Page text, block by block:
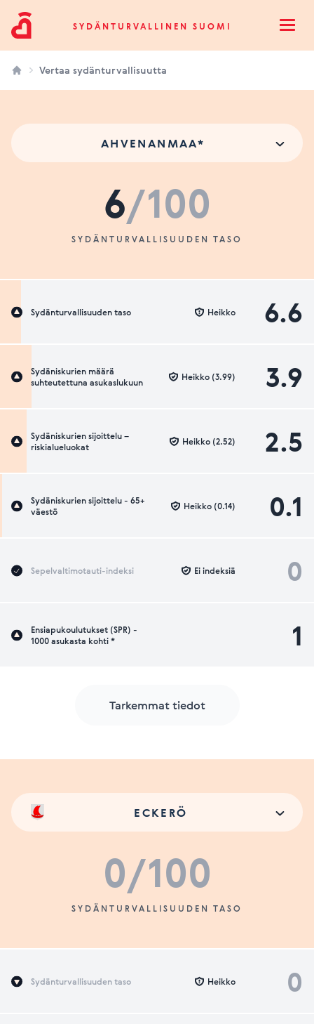
Sydänturvallinen SuomiSYDÄNTURVALLINEN SUOMI
Vertaa sydänturvallisuutta
AHVENANMAA*
6/100
SYDÄNTURVALLISUUDEN TASO
Sydänturvallisuuden taso 6.6
Heikko
Sydäniskurien määrä
suhteutettuna asukaslukuun
3.9
Heikko (3.99)
Sydäniskurien sijoittelu –
riskialueluokat
2.5
Heikko (2.52)
Sydäniskurien sijoittelu - 65+
väestö
0.1
Heikko (0.14)
Sepelvaltimotauti-indeksi 0
Ei indeksiä
Ensiapukoulutukset (SPR) -
1000 asukasta kohti *
1
Tarkemmat tiedot
ECKERÖ
0/100
SYDÄNTURVALLISUUDEN TASO
Sydänturvallisuuden taso 0
Heikko